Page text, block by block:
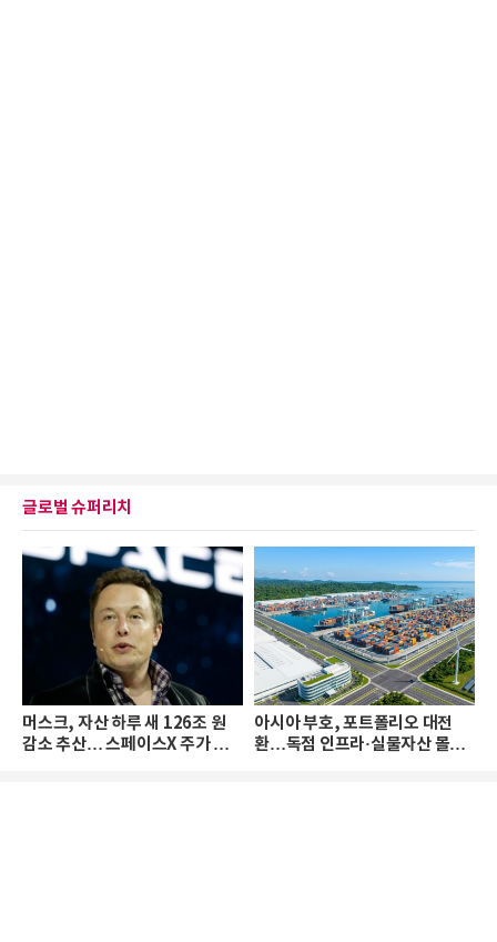
글로벌 슈퍼리치
머스크, 자산 하루 새 126조 원
감소 추산… 스페이스X 주가 하
아시아 부호, 포트폴리오 대전
환…독점 인프라·실물자산 몰린